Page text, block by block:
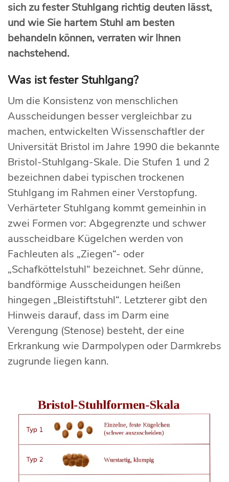
sich zu fester Stuhlgang richtig deuten lässt,
und wie Sie hartem Stuhl am besten
behandeln können, verraten wir Ihnen
nachstehend.
Was ist fester Stuhlgang?
Um die Konsistenz von menschlichen
Ausscheidungen besser vergleichbar zu
machen, entwickelten Wissenschaftler der
Universität Bristol im Jahre 1990 die bekannte
Bristol-Stuhlgang-Skale. Die Stufen 1 und 2
bezeichnen dabei typischen trockenen
Stuhlgang im Rahmen einer Verstopfung.
Verhärteter Stuhlgang kommt gemeinhin in
zwei Formen vor: Abgegrenzte und schwer
ausscheidbare Kügelchen werden von
Fachleuten als „Ziegen“- oder
„Schafköttelstuhl“ bezeichnet. Sehr dünne,
bandförmige Ausscheidungen heißen
hingegen „Bleistiftstuhl“. Letzterer gibt den
Hinweis darauf, dass im Darm eine
Verengung (Stenose) besteht, der eine
Erkrankung wie Darmpolypen oder Darmkrebs
zugrunde liegen kann.